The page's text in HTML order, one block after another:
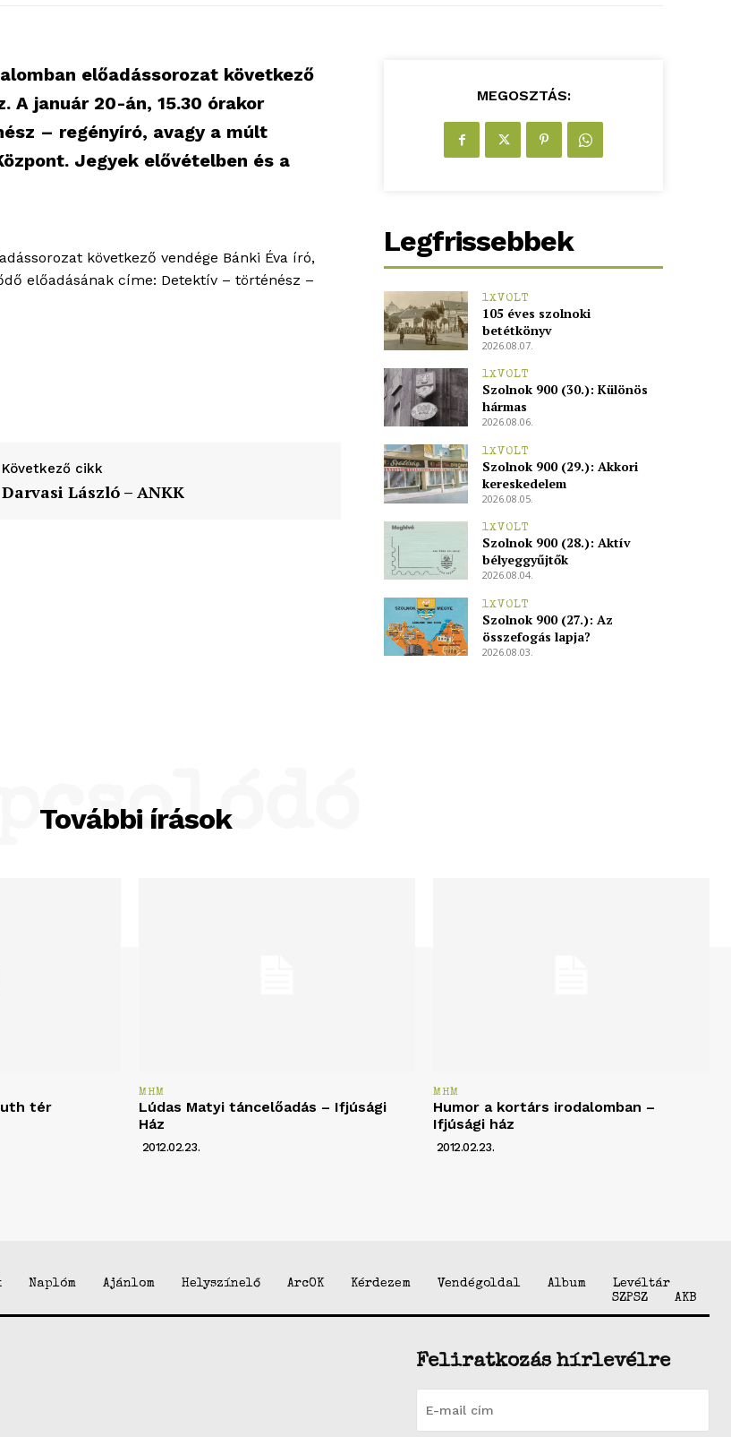
Hasznos
előadássorozat következő
A január 20-án, 15.30 órakor
– regényíró, avagy a múlt
Jegyek elővételben és a
következő vendége Bánki Éva író,
előadásának címe: Detektív – történész –
Következő cikk
Darvasi László – ANKK
MEGOSZTÁS:
Legfrissebbek
1XVOLT
105 éves szolnoki
betétkönyv
2026.08.07.
1XVOLT
Szolnok 900 (30.): Különös
hármas
2026.08.06.
1XVOLT
Szolnok 900 (29.): Akkori
kereskedelem
2026.08.05.
1XVOLT
Szolnok 900 (28.): Aktív
bélyeggyűjtők
2026.08.04.
1XVOLT
Szolnok 900 (27.): Az
összefogás lapja?
2026.08.03.
További írások
tér
MHM
Lúdas Matyi táncelőadás – Ifjúsági
Ház
2012.02.23.
MHM
Humor a kortárs irodalomban –
Ifjúsági ház
2012.02.23.
Naplóm Ajánlom Helyszínelő ArcOK Kérdezem Vendégoldal Album
Levéltár
SZPSZ
AKB
Feliratkozás hírlevélre